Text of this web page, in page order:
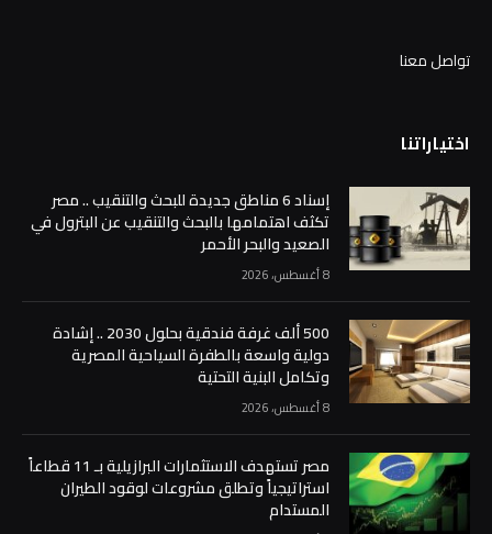
تواصل معنا
اختياراتنا
إسناد 6 مناطق جديدة للبحث والتنقيب .. مصر
تكثف اهتمامها بالبحث والتنقيب عن البترول في
الصعيد والبحر الأحمر
8 أغسطس، 2026
500 ألف غرفة فندقية بحلول 2030 .. إشادة
دولية واسعة بالطفرة السياحية المصرية
وتكامل البنية التحتية
8 أغسطس، 2026
مصر تستهدف الاستثمارات البرازيلية بـ 11 قطاعاً
استراتيجياً وتطلق مشروعات لوقود الطيران
المستدام